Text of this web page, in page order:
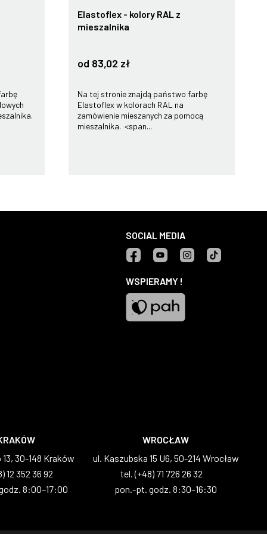
Elastoflex - kolory RAL z
mieszalnika
od 83,02 zł
Na tej stronie znajdą państwo farbę
Elastoflex w kolorach RAL na
zamówienie mieszanych za pomocą
mieszalnika. <span...
SOCIAL MEDIA
WSPIERAMY !
30-148 Kraków
12 352 36 92
8:00–17:00
WROCŁAW
ul. Kaszubska 15 U6, 50-214 Wrocław
tel. (+48) 71 726 26 32
pon.-pt. godz. 8:30–16:30